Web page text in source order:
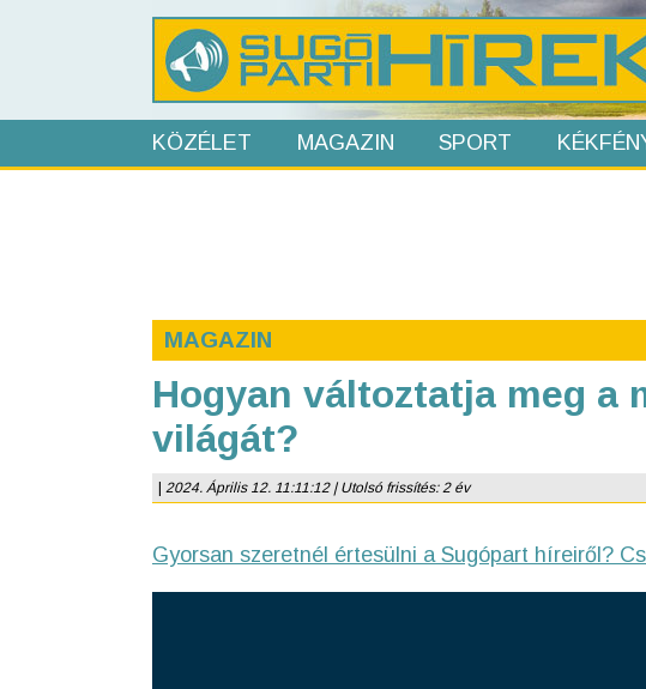
KÖZÉLET MAGAZIN SPORT
MAGAZIN
Hogyan változtatja meg a
világát?
2024. Április 12. 11:11:12 | Utolsó frissítés: 2 év
Gyorsan szeretnél értesülni a Sugópart híreiről?